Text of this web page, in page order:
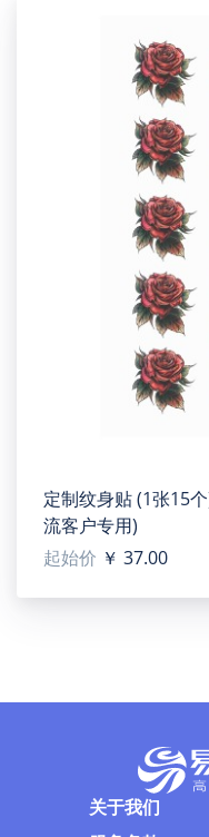
定制纹身贴 (1张15
流客户专用)
起始价 ￥ 37.00
关于我们